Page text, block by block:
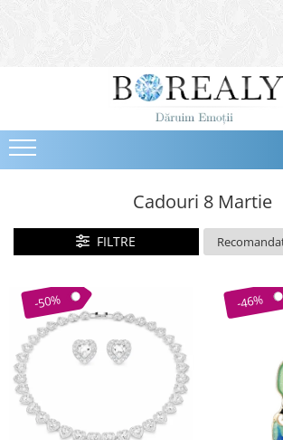
Bijuterii
Cercei
Bratari
Destinatari
Bijuterii Femei
Bijuterii Copii
Bijuterii Mirese
Selectii
Reduceri
Cadouri 8 Martie
FILTRE
-50% -46%